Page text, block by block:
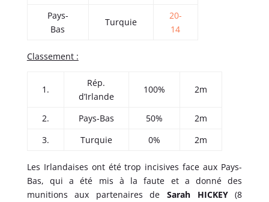
Pays-
Bas
Turquie
20-
14
Classement :
1.
Rép.
d’Irlande
100% 2m
2. Pays-Bas 50%
2m
3.
Turquie 0% 2m
Les Irlandaises ont été trop incisives face aux Pays-
Bas, qui a été mis à la faute et a donné des
munitions aux partenaires de Sarah HICKEY(8